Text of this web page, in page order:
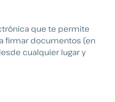
que te permite
firmar documentos (en
cualquier lugar y